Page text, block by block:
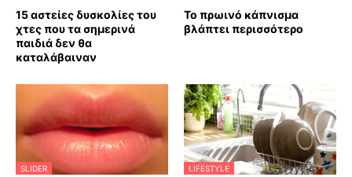
15 αστείες δυσκολίες του
χτες που τα σημερινά
παιδιά δεν θα
καταλάβαιναν
Το πρωινό κάπνισμα
βλάπτει περισσότερο
SLIDER LIFESTYLE